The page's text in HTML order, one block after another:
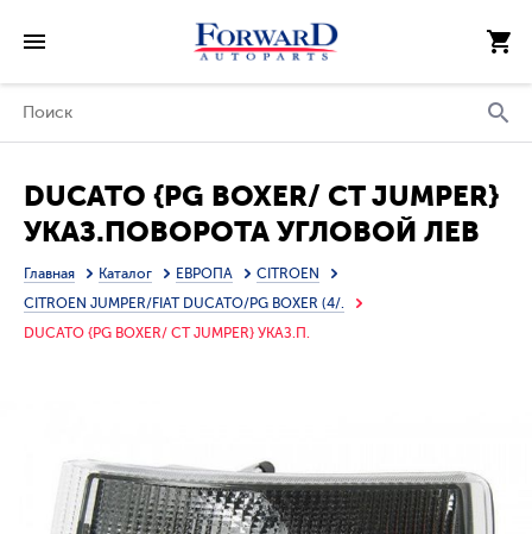
DUCATO {PG BOXER/ CT JUMPER}
УКАЗ.ПОВОРОТА УГЛОВОЙ ЛЕВ
(DEPO)
Главная Каталог ЕВРОПА
CITROEN
CITROEN JUMPER/FIAT DUCATO/PG BOXER (4/.
DUCATO {PG BOXER/ CT JUMPER} УКАЗ.П.